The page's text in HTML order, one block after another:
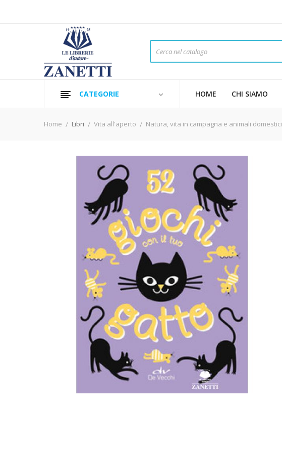
CATEGORIE HOME CHI SIAMO
Home Libri Vita all'aperto Natura, vita in campagna e animali domestici